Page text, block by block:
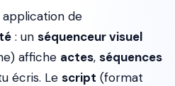
de
: un séquenceur visuel
affiche actes, séquences
écris. Le script (format